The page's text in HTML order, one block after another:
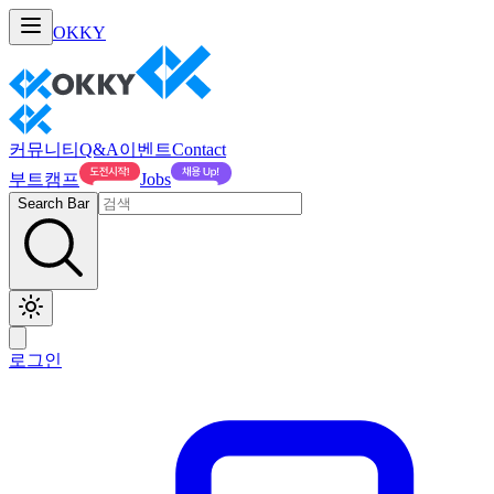
OKKY
커뮤니티 Q&A이벤트Contact
부트캠프
Jobs
Search Bar
로그인